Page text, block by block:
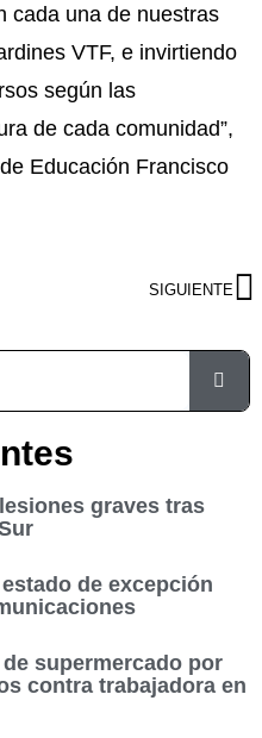
cada una de nuestras
VTF, e invirtiendo
según las
de cada comunidad”,
Educación Francisco
SIGUIENTE
graves tras
de excepción
supermercado por
contra trabajadora en